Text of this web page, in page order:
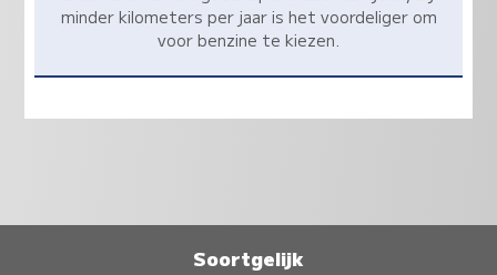
minder kilometers per jaar is het voordeliger om
voor benzine te kiezen.
Soortgelijk